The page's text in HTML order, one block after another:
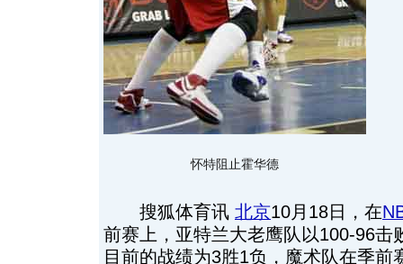
怀特阻止霍华德
搜狐体育讯 北京10月18日，在
前赛上，亚特兰大老鹰队以100-96击
目前的战绩为3胜1负，魔术队在季前